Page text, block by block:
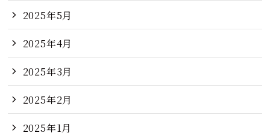
2025年5月
2025年4月
2025年3月
2025年2月
2025年1月